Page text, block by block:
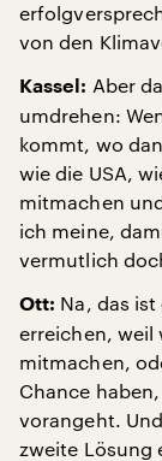
von den
Kassel: Aber
umdrehen:
kommt, wo
wie die USA,
mitmachen
ich meine,
vermutlich
Ott: Na, das
erreichen, weil
mitmachen,
Chance
vorangeht.
zweite Lösung